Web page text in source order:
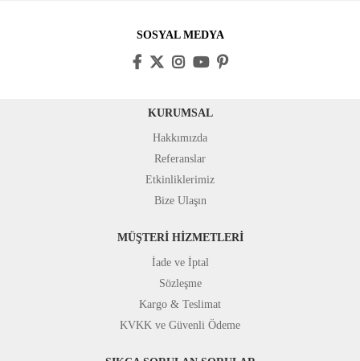
SOSYAL MEDYA
KURUMSAL
Hakkımızda
Referanslar
Etkinliklerimiz
Bize Ulaşın
MÜŞTERİ HİZMETLERİ
İade ve İptal
Sözleşme
Kargo & Teslimat
KVKK ve Güvenli Ödeme